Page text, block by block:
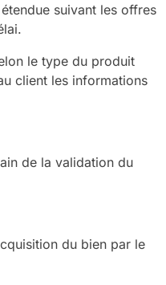
suivant les offres
le type du produit
client les informations
de la validation du
du bien par le